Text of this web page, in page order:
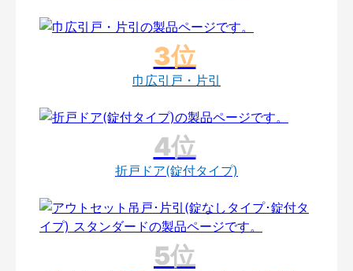
巾広引戸・片引
折戸ドア(錠付タイプ)